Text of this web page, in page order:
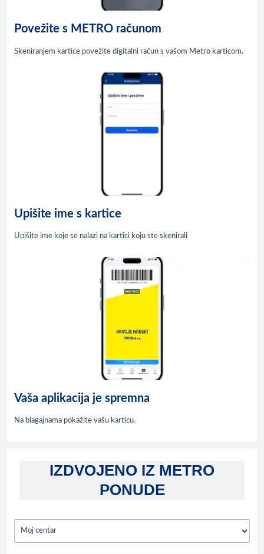
Povežite s METRO računom
Skeniranjem kartice povežite digitalni račun s vašom Metro karticom.
Upišite ime s kartice
Upišite ime koje se nalazi na kartici koju ste skenirali
Vaša aplikacija je spremna
Na blagajnama pokažite vašu karticu.
IZDVOJENO IZ METRO
PONUDE